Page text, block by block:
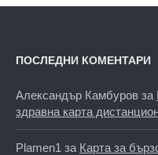
ПОСЛЕДНИ КОМЕНТАРИ
Александър Камбуров за
здравна карта
Plamen1 за Карта за